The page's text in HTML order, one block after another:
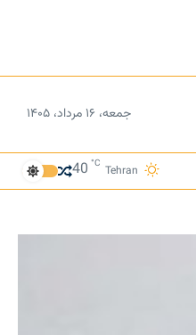
جمعه، ۱۶ مرداد، ۱۴۰۵
Tehran
40 °C